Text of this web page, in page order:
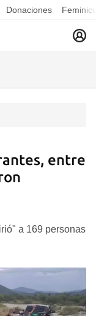
Donaciones
entre
a 169 personas